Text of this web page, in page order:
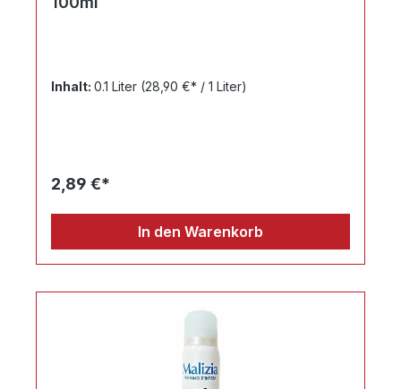
Inhalt: 0.1 Liter (28,90 €* / 1 Liter)
2,89 €*
In den Warenkorb